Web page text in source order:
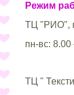
Режим
ТЦ "РИО",
пн-вс: 8.00
ТЦ "